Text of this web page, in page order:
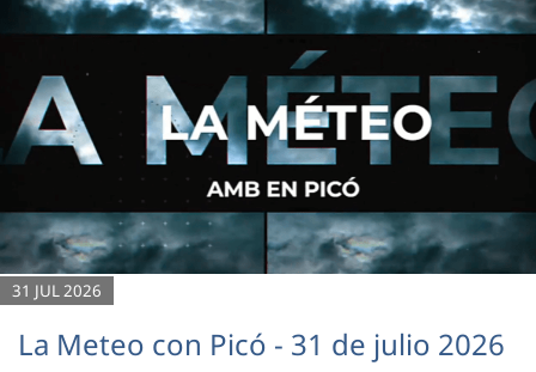
31 JUL 2026
La Meteo con Picó - 31 de julio 2026